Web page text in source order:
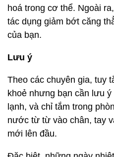
hoá trong cơ thể. Ngoài
tác dụng giảm bớt căng
của bạn.
Lưu ý
Theo các chuyên gia, tuy
khoẻ nhưng bạn cần lưu
lạnh, và chỉ tắm trong
nước từ từ vào chân, tay
mới lên đầu.